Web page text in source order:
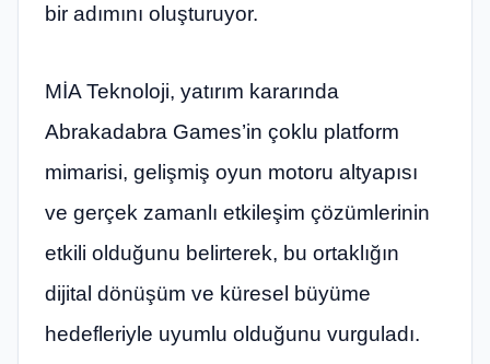
bir adımını oluşturuyor.
MİA Teknoloji, yatırım kararında
Abrakadabra Games’in çoklu platform
mimarisi, gelişmiş oyun motoru altyapısı
ve gerçek zamanlı etkileşim çözümlerinin
etkili olduğunu belirterek, bu ortaklığın
dijital dönüşüm ve küresel büyüme
hedefleriyle uyumlu olduğunu vurguladı.